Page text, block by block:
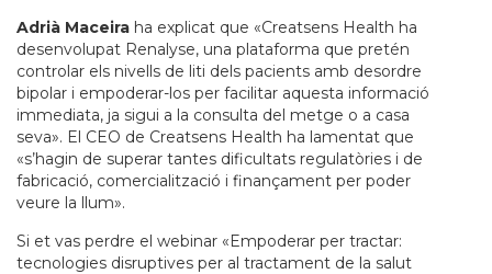
Adrià Maceira ha explicat que «Creatsens Health ha
desenvolupat Renalyse, una plataforma que pretén
controlar els nivells de liti dels pacients amb desordre
bipolar i empoderar-los per facilitar aquesta informació
immediata, ja sigui a la consulta del metge o a casa
seva». El CEO de Creatsens Health ha lamentat que
«s’hagin de superar tantes dificultats regulatòries i de
fabricació, comercialització i finançament per poder
veure la llum».
Si et vas perdre el webinar «Empoderar per tractar:
tecnologies disruptives per al tractament de la salut